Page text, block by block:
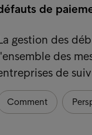
de
gestion des
des
de
Comment